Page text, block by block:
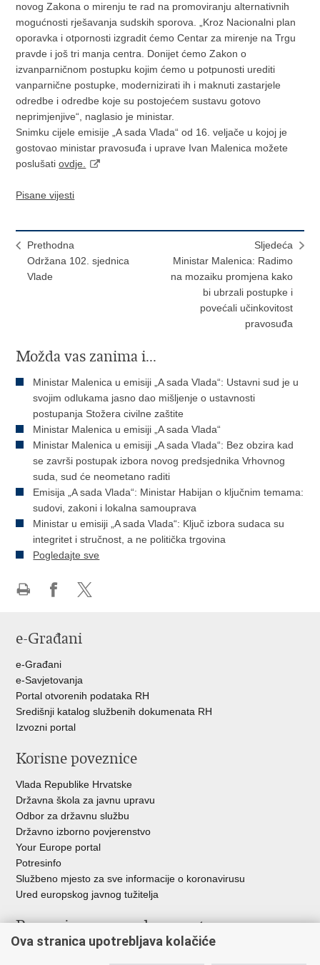
novog Zakona o mirenju te rad na promoviranju alternativnih
mogućnosti rješavanja sudskih sporova. „Kroz Nacionalni plan
oporavka i otpornosti izgradit ćemo Centar za mirenje na Trgu
pravde i još tri manja centra. Donijet ćemo Zakon o
izvanparničnom postupku kojim ćemo u potpunosti urediti
vanparnične postupke, modernizirati ih i maknuti zastarjele
odredbe i odredbe koje su postojećem sustavu gotovo
neprimjenjive“, naglasio je ministar.
Snimku cijele emisije „A sada Vlada“ od 16. veljače u kojoj je
gostovao ministar pravosuđa i uprave Ivan Malenica možete
poslušatiovdje.
Pisane vijesti
Prethodna
Održana 102. sjednica
Vlade
Sljedeća
Ministar Malenica: Radimo
na mozaiku promjena kako
bi ubrzali postupke i
povećali učinkovitost
pravosuđa
Možda vas zanima i...
Ministar Malenica u emisiji „A sada Vlada“: Ustavni sud je u
svojim odlukama jasno dao mišljenje o ustavnosti
postupanja Stožera civilne zaštite
Ministar Malenica u emisiji „A sada Vlada“
Ministar Malenica u emisiji „A sada Vlada“: Bez obzira kad
se završi postupak izbora novog predsjednika Vrhovnog
suda, sud će neometano raditi
Emisija „A sada Vlada“: Ministar Habijan o ključnim temama:
sudovi, zakoni i lokalna samouprava
Ministar u emisiji „A sada Vlada“: Ključ izbora sudaca su
integritet i stručnost, a ne politička trgovina
Pogledajte sve
FacebookuTwitteru
e-Građani
e-Građani
e-Savjetovanja
Portal otvorenih podataka RH
Središnji katalog službenih dokumenata RH
Izvozni portal
Korisne poveznice
Vlada Republike Hrvatske
Državna škola za javnu upravu
Odbor za državnu službu
Državno izborno povjerenstvo
Your Europe portal
Potresinfo
Službeno mjesto za sve informacije o koronavirusu
Ured europskog javnog tužitelja
Poveznice pravosudnog sustava
Ova stranica upotrebljava kolačiće